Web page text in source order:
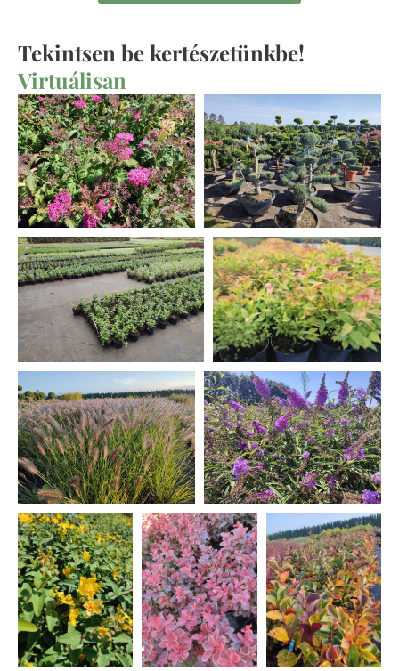
Tekintsen be kertészetünkbe!
Virtuálisan